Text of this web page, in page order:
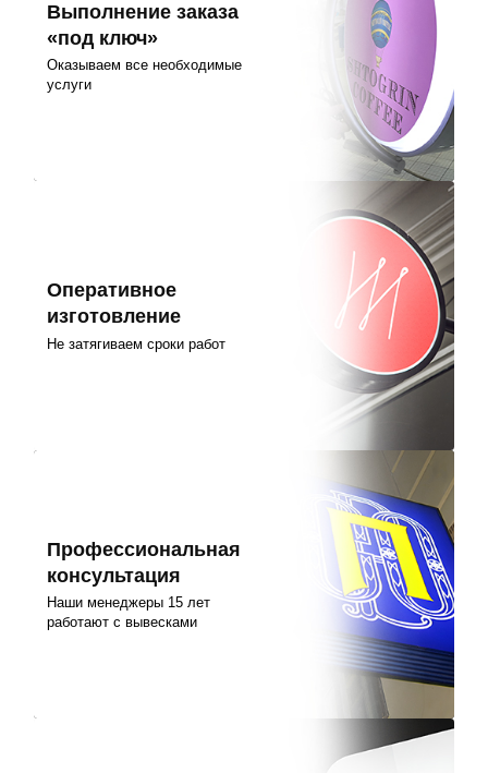
Выполнение заказа
«под ключ»
Оказываем все необходимые
услуги
Оперативное
изготовление
Не затягиваем сроки работ
Профессиональная
консультация
Наши менеджеры 15 лет
работают с вывесками